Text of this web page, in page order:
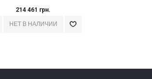
214 461 грн.